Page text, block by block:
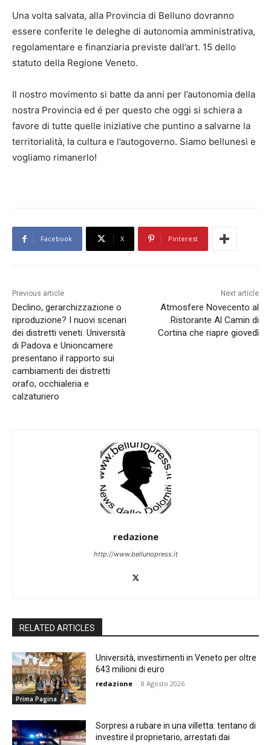
Una volta salvata, alla Provincia di Belluno dovranno
essere conferite le deleghe di autonomia amministrativa,
regolamentare e finanziaria previste dall’art. 15 dello
statuto della Regione Veneto.
Il nostro movimento si batte da anni per l’autonomia della
nostra Provincia ed é per questo che oggi si schiera a
favore di tutte quelle iniziative che puntino a salvarne la
territorialità, la cultura e l’autogoverno. Siamo bellunesi e
vogliamo rimanerlo!
Facebook X Pinterest
Previous article
Declino, gerarchizzazione o
riproduzione? I nuovi scenari
dei distretti veneti. Università
di Padova e Unioncamere
presentano il rapporto sui
cambiamenti dei distretti
orafo, occhialeria e
calzaturiero
Next article
Atmosfere Novecento al
Ristorante Al Camin di
Cortina che riapre giovedì
redazione
http://www.bellunopress.it
RELATED ARTICLES
Prima Pagina
Università, investimenti in Veneto per oltre
643 milioni di euro
redazione - 8 Agosto 2026
Sorpresi a rubare in una villetta: tentano di
investire il proprietario, arrestati dai